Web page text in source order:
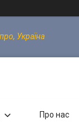
Україна
Про нас